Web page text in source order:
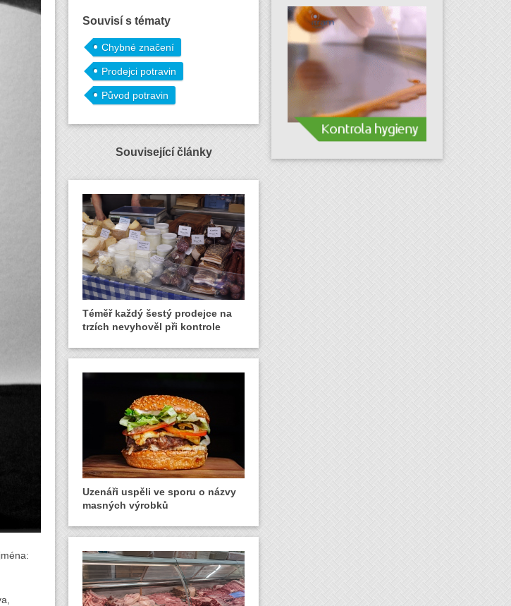
Souvisí s tématy
Chybné značení
Prodejci potravin
Původ potravin
Související články
Téměř každý šestý prodejce na
trzích nevyhověl při kontrole
Uzenáři uspěli ve sporu o názvy
masných výrobků